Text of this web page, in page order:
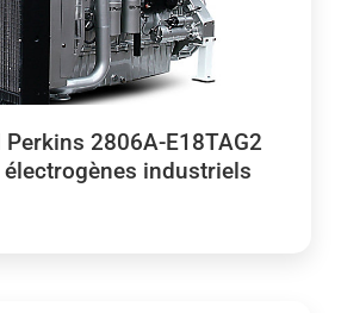
2806A-E18TAG2
industriels